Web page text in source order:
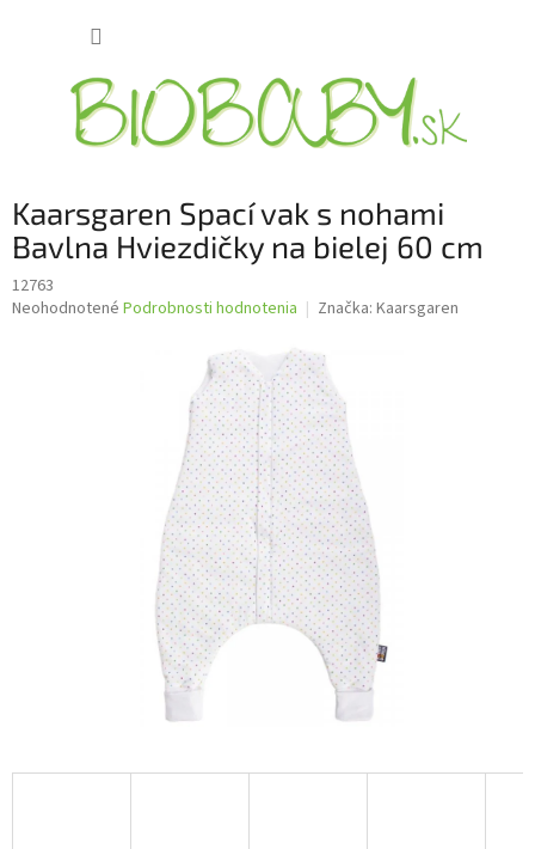
Kaarsgaren Spací vak s nohami
Bavlna Hviezdičky na bielej 60 cm
12763
Priemerné
Neohodnotené Podrobnosti hodnotenia Značka: Kaarsgaren